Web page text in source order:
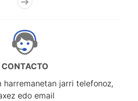
CONTACTO
harremanetan jarri telefonoz,
edo email